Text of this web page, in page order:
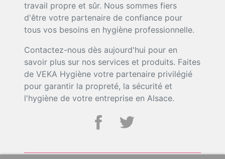
travail propre et sûr. Nous sommes fiers
d'être votre partenaire de confiance pour
tous vos besoins en hygiène professionnelle.
Contactez-nous dès aujourd'hui pour en
savoir plus sur nos services et produits. Faites
de VEKA Hygiène votre partenaire privilégié
pour garantir la propreté, la sécurité et
l'hygiène de votre entreprise en Alsace.